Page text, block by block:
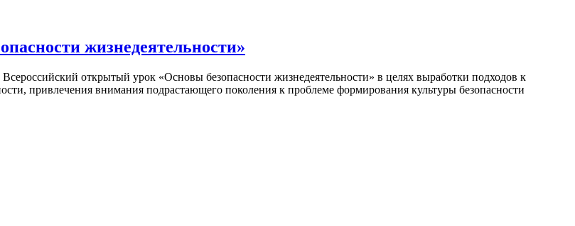
жизнедеятельности»
открытый урок «Основы безопасности жизнедеятельности» в целях выработки подходов к
привлечения внимания подрастающего поколения к проблеме формирования культуры безопасности